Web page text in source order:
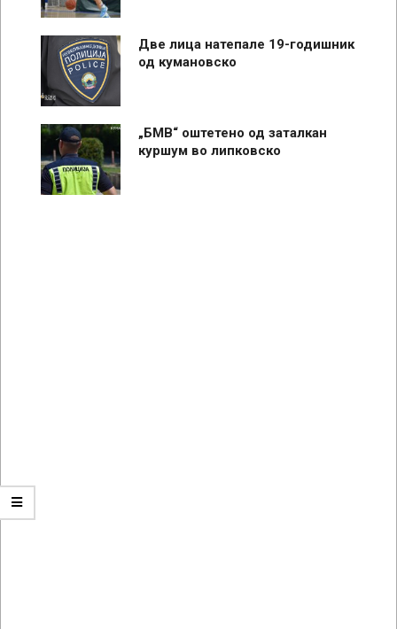
Две лица натепале 19-годишник
од кумановско
„БМВ“ оштетено од заталкан
куршум во липковско